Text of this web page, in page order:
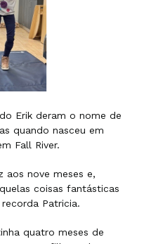
Erik deram o nome de
quando nasceu em
Fall River.
aos nove meses e,
coisas fantásticas
Patricia.
quatro meses de